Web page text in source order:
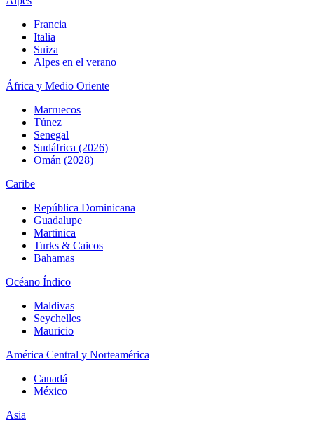
Francia
Italia
Suiza
Alpes en el verano
África y Medio Oriente
Marruecos
Túnez
Senegal
Sudáfrica (2026)
Omán (2028)
Caribe
República Dominicana
Guadalupe
Martinica
Turks & Caicos
Bahamas
Océano Índico
Maldivas
Seychelles
Mauricio
América Central y Norteamérica
Canadá
México
Asia